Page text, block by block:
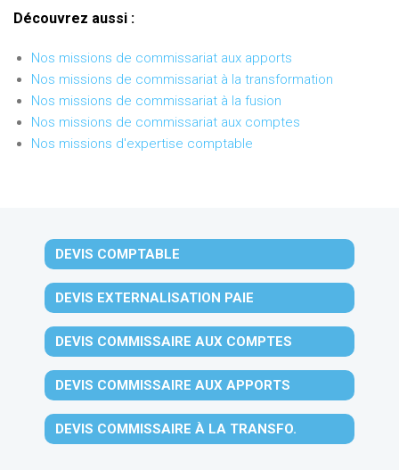
Découvrez aussi :
Nos missions de commissariat aux apports
Nos missions de commissariat à la transformation
Nos missions de commissariat à la fusion
Nos missions de commissariat aux comptes
Nos missions d'expertise comptable
DEVIS COMPTABLE
DEVIS EXTERNALISATION PAIE
DEVIS COMMISSAIRE AUX COMPTES
DEVIS COMMISSAIRE AUX APPORTS
DEVIS COMMISSAIRE À LA TRANSFO.